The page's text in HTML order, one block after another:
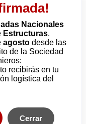
Nacionales
Estructuras.
agostodesde las
de la Sociedad
recibirás en tu
logística del
Cerrar